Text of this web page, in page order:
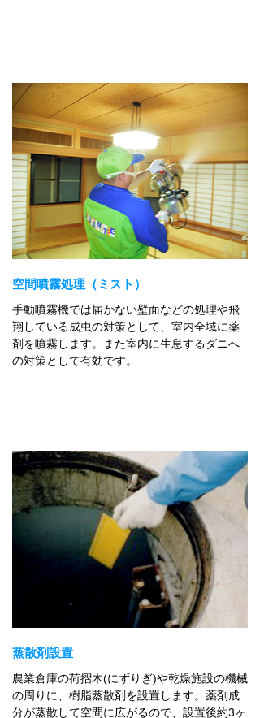
空間噴霧処理（ミスト）
手動噴霧機では届かない壁面などの処理や飛
翔している成虫の対策として、室内全域に薬
剤を噴霧します。また室内に生息するダニへ
の対策として有効です。
蒸散剤設置
農業倉庫の荷摺木(にずりぎ)や乾燥施設の機械
の周りに、樹脂蒸散剤を設置します。薬剤成
分が蒸散して空間に広がるので、設置後約3ヶ